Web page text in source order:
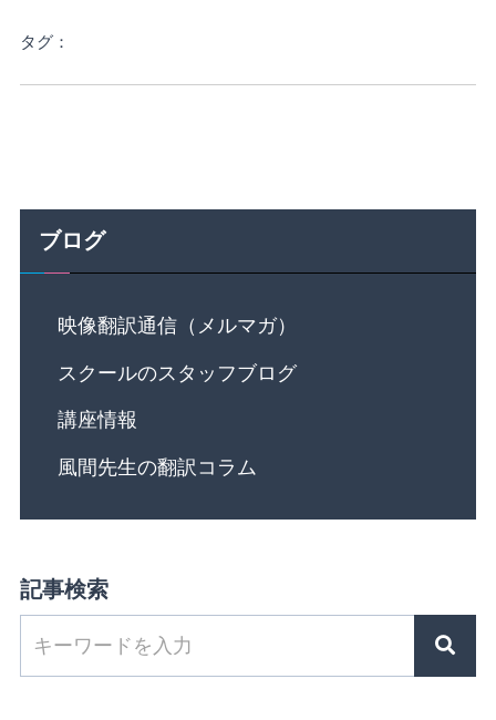
タグ：
ブログ
映像翻訳通信（メルマガ）
スクールのスタッフブログ
講座情報
風間先生の翻訳コラム
記事検索